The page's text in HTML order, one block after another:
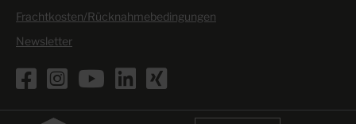
Frachtkosten/Rücknahmebedingungen
Newsletter